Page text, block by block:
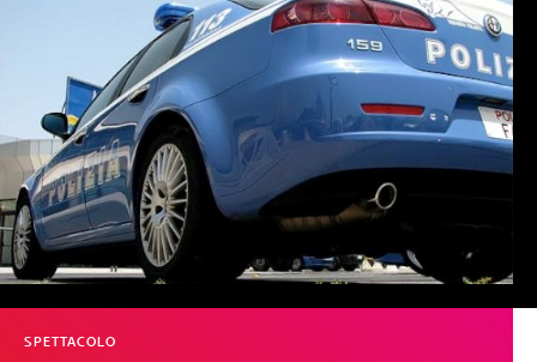
SPETTACOLO